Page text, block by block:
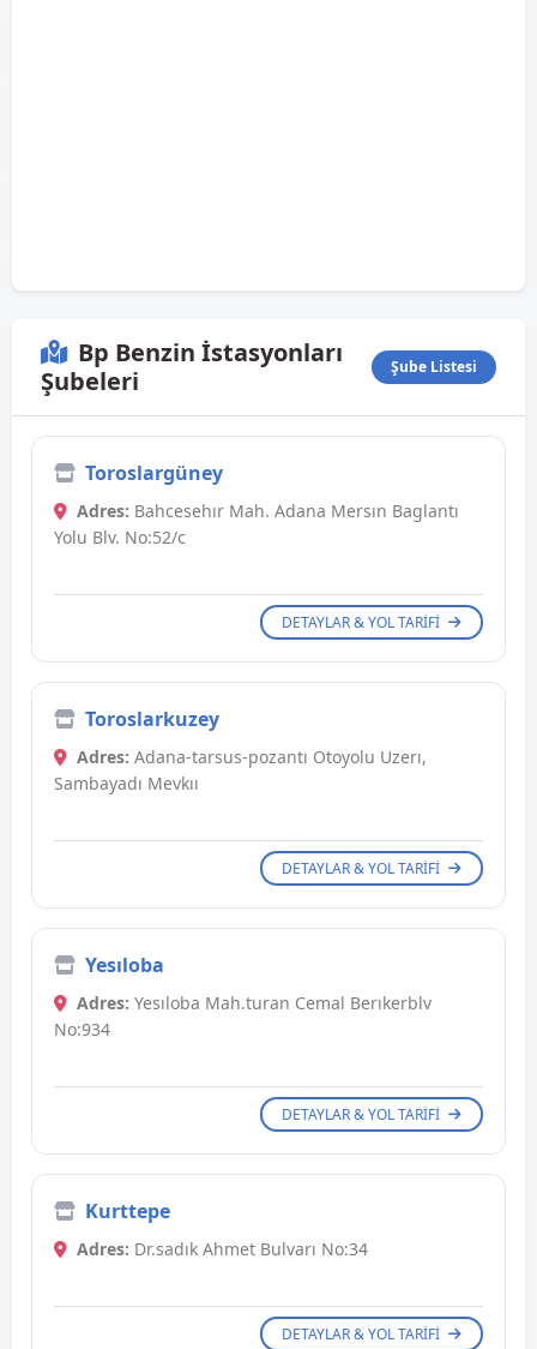
Bp Benzin İstasyonları
Şubeleri
Şube Listesi
Toroslargüney
Adres: Bahcesehır Mah. Adana Mersın Baglantı
Yolu Blv. No:52/c
DETAYLAR & YOL TARIFI
Toroslarkuzey
Adres: Adana-tarsus-pozantı Otoyolu Uzerı,
Sambayadı Mevkıı
DETAYLAR & YOL TARIFI
Yesıloba
Adres: Yesıloba Mah.turan Cemal Berıkerblv
No:934
DETAYLAR & YOL TARIFI
Kurttepe
Adres: Dr.sadık Ahmet Bulvarı No:34
DETAYLAR & YOL TARIFI